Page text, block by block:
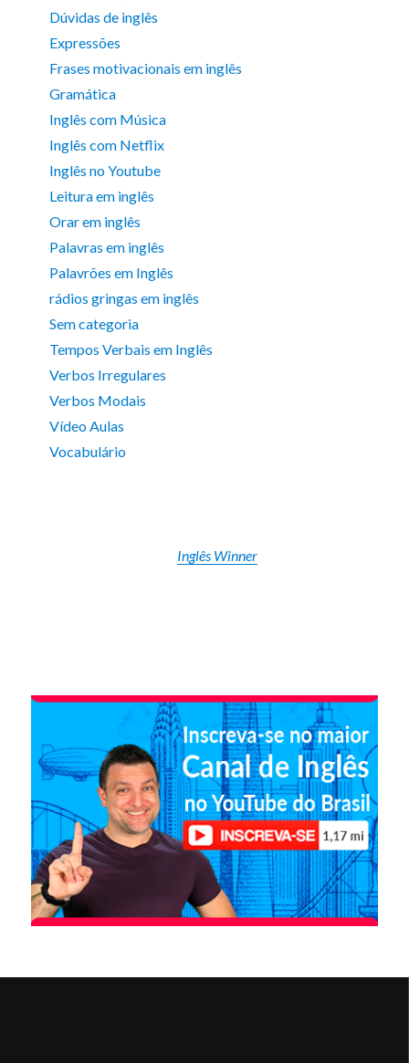
Dúvidas de inglês
Expressões
Frases motivacionais em inglês
Gramática
Inglês com Música
Inglês com Netflix
Inglês no Youtube
Leitura em inglês
Orar em inglês
Palavras em inglês
Palavrões em Inglês
rádios gringas em inglês
Sem categoria
Tempos Verbais em Inglês
Verbos Irregulares
Verbos Modais
Vídeo Aulas
Vocabulário
Inglês Winner